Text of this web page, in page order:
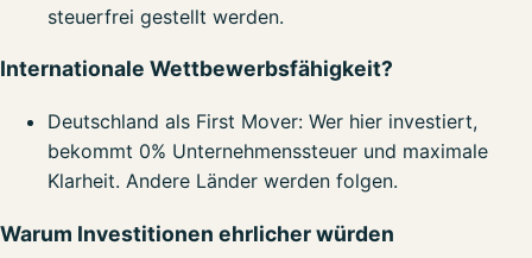
steuerfrei gestellt werden.
Internationale Wettbewerbsfähigkeit?
Deutschland als First Mover: Wer hier investiert,
bekommt 0% Unternehmenssteuer und maximale
Klarheit. Andere Länder werden folgen.
Warum Investitionen ehrlicher würden